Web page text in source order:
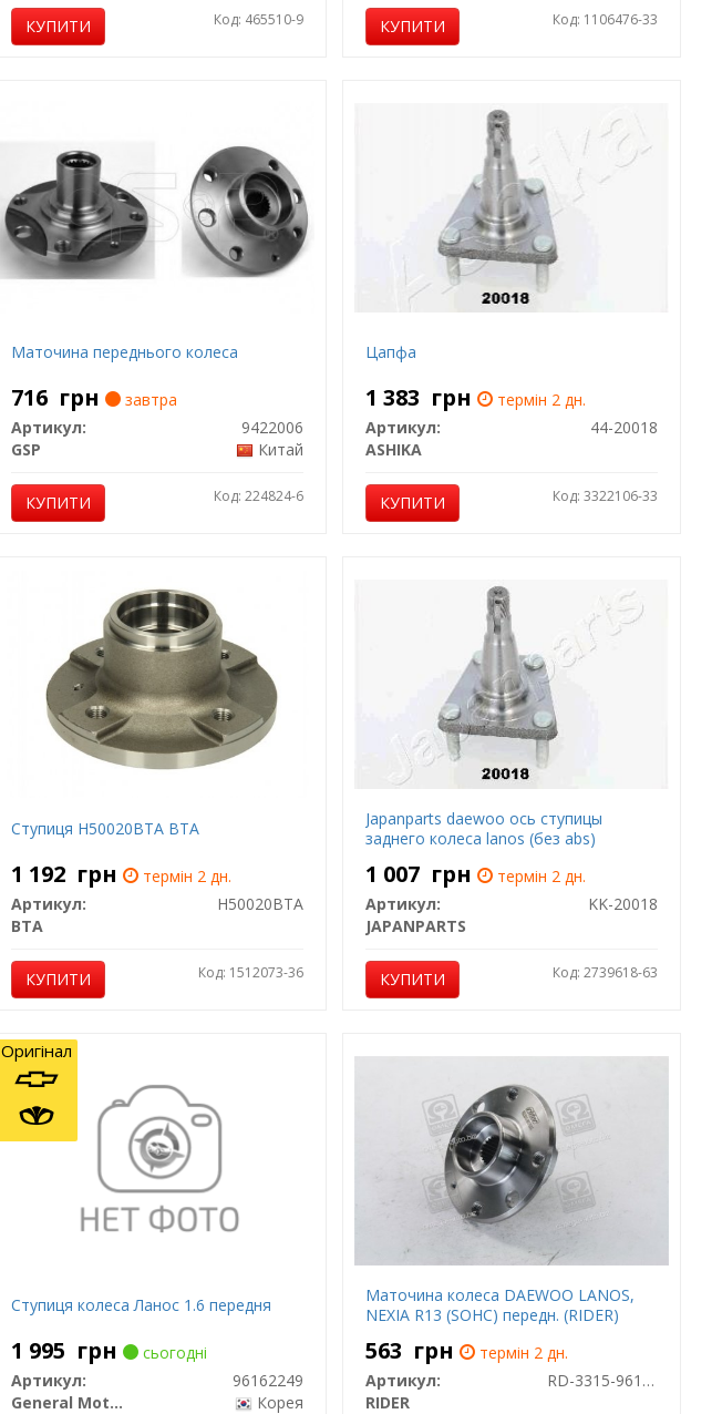
КУПИТИ Код: 465510-9 КУПИТИ Код: 1106476-33
Маточина переднього колеса
716 грн
завтра
Артикул:
9422006
GSP
Китай
КУПИТИ Код: 224824-6
Цапфа
1 383 грн
термін 2 дн.
Артикул:
44-20018
ASHIKA
КУПИТИ Код: 3322106-33
Ступиця H50020BTA BTA
1 192 грн
термін 2 дн.
Артикул:
H50020BTA
BTA
КУПИТИ Код: 1512073-36
Japanparts daewoo ось ступицы
заднего колеса lanos (без abs)
1 007 грн
термін 2 дн.
Артикул:
KK-20018
JAPANPARTS
КУПИТИ Код: 2739618-63
Ступиця колеса Ланос 1.6 передня
1 995 грн
сьогодні
Артикул:
96162249
General Motors
Корея
Оригінал
Маточина колеса DAEWOO LANOS,
NEXIA R13 (SOHC) передн. (RIDER)
563 грн
термін 2 дн.
Артикул:
RD-3315-96176252
RIDER